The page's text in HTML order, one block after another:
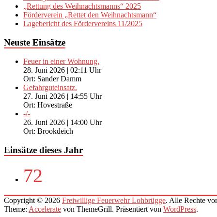
„Rettung des Weihnachtsmanns“ 2025
Förderverein „Rettet den Weihnachtsmann“
Lagebericht des Fördervereins 11/2025
Neuste Einsätze
Feuer in einer Wohnung.
28. Juni 2026 | 02:11 Uhr
Ort: Sander Damm
Gefahrguteinsatz.
27. Juni 2026 | 14:55 Uhr
Ort: Hovestraße
-/-
26. Juni 2026 | 14:00 Uhr
Ort: Brookdeich
Einsätze dieses Jahr
72
Copyright © 2026 Freiwillige Feuerwehr Lohbrügge. Alle Rechte
Theme: Accelerate von ThemeGrill. Präsentiert von WordPress.